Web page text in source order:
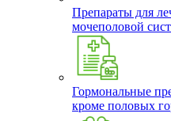
Препараты для
мочеполовой
Гормональные
кроме половых